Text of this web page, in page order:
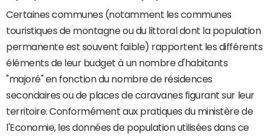
Certaines communes (notamment les communes
touristiques de montagne ou du littoral dont la population
permanente est souvent faible) rapportent les différents
éléments de leur budget à un nombre d'habitants
"majoré" en fonction du nombre de résidences
secondaires ou de places de caravanes figurant sur leur
territoire. Conformément aux pratiques du ministère de
l'Economie, les données de population utilisées dans ce